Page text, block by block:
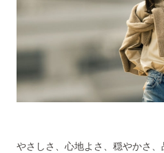
シ
ン
やさしさ、心地よさ、穏やかさ